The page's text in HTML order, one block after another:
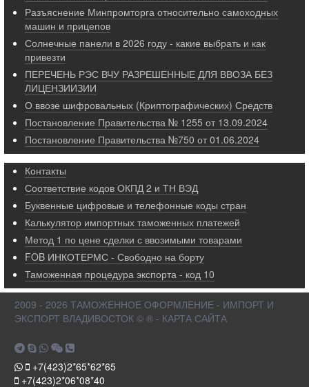
Разъяснение Минпромторга относительно самоходных
машин и прицепов
Солнечные панели в 2026 году - какие выбрать и как
привезти
ПЕРЕЧЕНЬ РЭС ВЧУ РАЗРЕШЕННЫЕ ДЛЯ ВВОЗА БЕЗ
ЛИЦЕНЗИИЗИИ
О ввозе шифровальных (Криптографических) Средств
Постановление Правительства № 1255 от 13.09.2024
Постановление Правительства №750 от 01.06.2024
Контакты
Соответствие кодов ОКПД 2 и ТН ВЭД
Буквенные цифровые и телефонные коды стран
Калькулятор импортных таможенных платежей
Метод 1 по цене сделки с ввозимыми товарами
FOB ИНКОТЕРМС - Свободно на борту
Таможенная процедура экспорта - код 10
2009 - 2026 ТАМОЖЕННОЕ ОФОРМЛЕНИЕ - ИМПОРТ И
ЭКСПОРТ ВЛАДИВОСТОК © ® - КАРТА САЙТА
+7(423)2*65*62*65
+7(423)2*06*08*40